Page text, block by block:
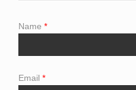
Name *
Email *